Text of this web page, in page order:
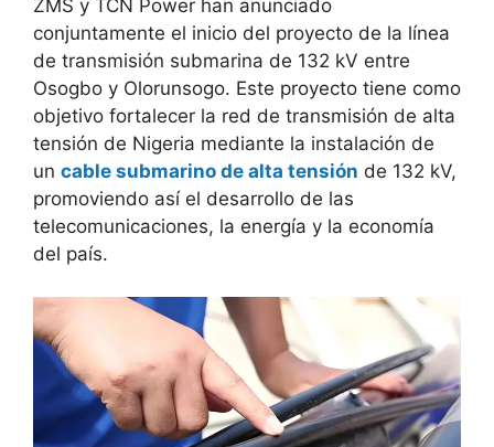
ZMS y TCN Power han anunciado
conjuntamente el inicio del proyecto de la línea
de transmisión submarina de 132 kV entre
Osogbo y Olorunsogo. Este proyecto tiene como
objetivo fortalecer la red de transmisión de alta
tensión de Nigeria mediante la instalación de
un cable submarino de alta tensión de 132 kV,
promoviendo así el desarrollo de las
telecomunicaciones, la energía y la economía
del país.